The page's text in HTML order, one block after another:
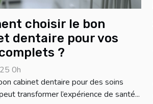
choisir le bon
dentaire pour vos
?
0h
cabinet dentaire pour des soins
transformer l’expérience de santé...